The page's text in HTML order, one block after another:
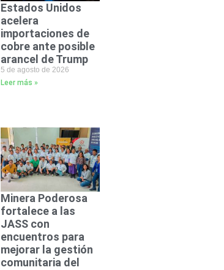
Estados Unidos
acelera
importaciones de
cobre ante posible
arancel de Trump
5 de agosto de 2026
Leer más »
Minera Poderosa
fortalece a las
JASS con
encuentros para
mejorar la gestión
comunitaria del